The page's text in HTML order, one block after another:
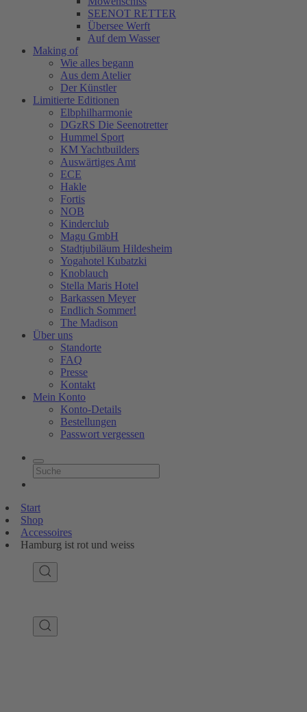
SEENOT RETTER
Übersee Werft
Auf dem Wasser
Making of
Wie alles begann
Aus dem Atelier
Der Künstler
Limitierte Editionen
Elbphilharmonie
DGzRS Die Seenotretter
Hummel Sport
KM Yachtbuilders
Auswärtiges Amt
ECE
Hakle
Fortis
NOB
Kinderclub
Magu GmbH
Stadtjubiläum Hildesheim
Yogahotel Kubatzki
Knoblauch
Stella Maris Hotel
Barkassen Meyer
Endlich Sommer!
The Madison
Über uns
Standorte
FAQ
Presse
Kontakt
Mein Konto
Konto-Details
Bestellungen
Passwort vergessen
Start
Shop
Accessoires
Hamburg ist rot und weiss